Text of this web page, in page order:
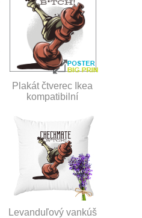
Plakát čtverec Ikea
kompatibilní
Levanduľový vankúš